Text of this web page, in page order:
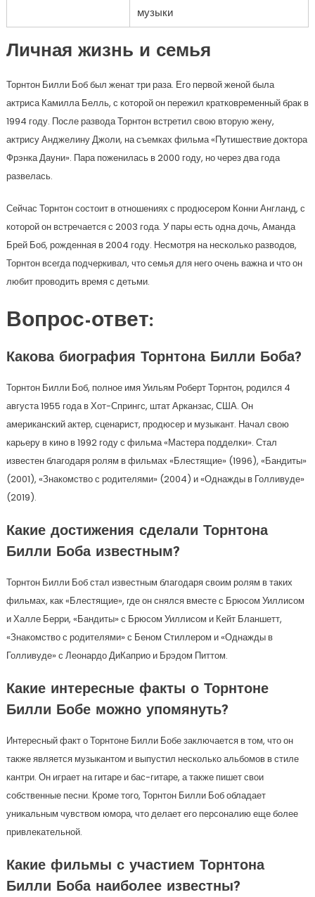
музыки
Личная жизнь и семья
Торнтон Билли Боб был женат три раза. Его первой женой была
актриса Камилла Белль, с которой он пережил кратковременный брак в
1994 году. После развода Торнтон встретил свою вторую жену,
актрису Анджелину Джоли, на съемках фильма «Путишествие доктора
Фрэнка Дауни». Пара поженилась в 2000 году, но через два года
развелась.
Сейчас Торнтон состоит в отношениях с продюсером Конни Англанд, с
которой он встречается с 2003 года. У пары есть одна дочь, Аманда
Брей Боб, рожденная в 2004 году. Несмотря на несколько разводов,
Торнтон всегда подчеркивал, что семья для него очень важна и что он
любит проводить время с детьми.
Вопрос-ответ:
Какова биография Торнтона Билли Боба?
Торнтон Билли Боб, полное имя Уильям Роберт Торнтон, родился 4
августа 1955 года в Хот-Спрингс, штат Арканзас, США. Он
американский актер, сценарист, продюсер и музыкант. Начал свою
карьеру в кино в 1992 году с фильма «Мастера подделки». Стал
известен благодаря ролям в фильмах «Блестящие» (1996), «Бандиты»
(2001), «Знакомство с родителями» (2004) и «Однажды в Голливуде»
(2019).
Какие достижения сделали Торнтона
Билли Боба известным?
Торнтон Билли Боб стал известным благодаря своим ролям в таких
фильмах, как «Блестящие», где он снялся вместе с Брюсом Уиллисом
и Халле Берри, «Бандиты» с Брюсом Уиллисом и Кейт Бланшетт,
«Знакомство с родителями» с Беном Стиллером и «Однажды в
Голливуде» с Леонардо ДиКаприо и Брэдом Питтом.
Какие интересные факты о Торнтоне
Билли Бобе можно упомянуть?
Интересный факт о Торнтоне Билли Бобе заключается в том, что он
также является музыкантом и выпустил несколько альбомов в стиле
кантри. Он играет на гитаре и бас-гитаре, а также пишет свои
собственные песни. Кроме того, Торнтон Билли Боб обладает
уникальным чувством юмора, что делает его персоналию еще более
привлекательной.
Какие фильмы с участием Торнтона
Билли Боба наиболее известны?